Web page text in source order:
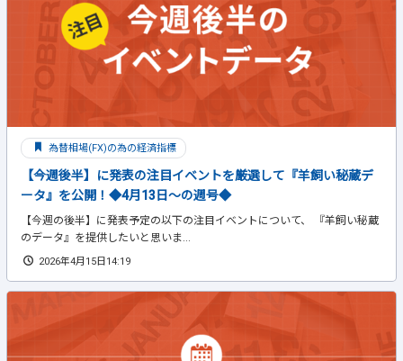
為替相場(FX)の為の経済指標
【今週後半】に発表の注目イベントを厳選して『羊飼い秘蔵デ
ータ』を公開！◆4月13日～の週号◆
【今週の後半】に発表予定の以下の注目イベントについて、 『羊飼い秘蔵
のデータ』を提供したいと思いま...
2026年4月15日14:19